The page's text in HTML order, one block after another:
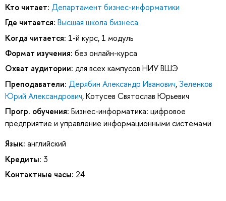
Кто читает: Департамент бизнес-информатики
Где читается: Высшая школа бизнеса
Когда читается: 1-й курс, 1 модуль
Формат изучения: без онлайн-курса
Охват аудитории: для всех кампусов НИУ ВШЭ
Преподаватели: Дерябин Александр Иванович, Зеленков
Юрий Александрович,Котусев Святослав Юрьевич
Прогр. обучения: Бизнес-информатика: цифровое
предприятие и управление информационными системами
Язык: английский
Кредиты: 3
Контактные часы: 24